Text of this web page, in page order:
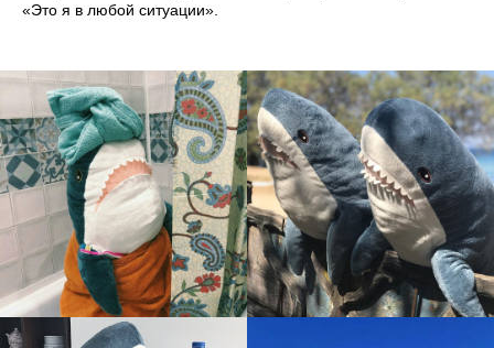
«Это я в любой ситуации».